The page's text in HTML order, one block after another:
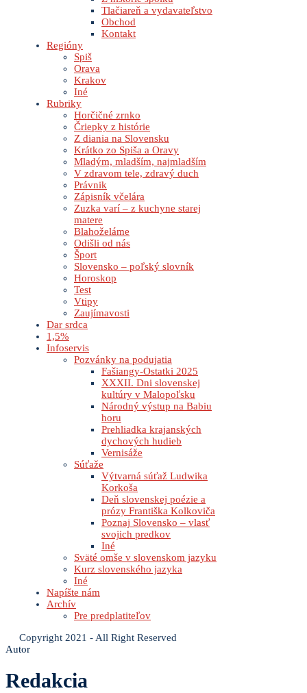
Tlačiareň a vydavateľstvo
Obchod
Kontakt
Regióny
Spiš
Orava
Krakov
Iné
Rubriky
Horčičné zrnko
Čriepky z histórie
Z diania na Slovensku
Krátko zo Spiša a Oravy
Mladým, mladším, najmladším
V zdravom tele, zdravý duch
Právnik
Zápisník včelára
Zuzka varí – z kuchyne starej
matere
Blahoželáme
Odišli od nás
Šport
Slovensko – poľský slovník
Horoskop
Test
Vtipy
Zaujímavosti
Dar srdca
1,5%
Infoservis
Pozvánky na podujatia
Fašiangy-Ostatki 2025
XXXII. Dni slovenskej
kultúry v Malopoľsku
Národný výstup na Babiu
horu
Prehliadka krajanských
dychových hudieb
Vernisáže
Súťaže
Výtvarná súťaž Ludwika
Korkoša
Deň slovenskej poézie a
prózy Františka Kolkoviča
Poznaj Slovensko – vlasť
svojich predkov
Iné
Sväté omše v slovenskom jazyku
Kurz slovenského jazyka
Iné
Napíšte nám
Archív
Pre predplatiteľov
Copyright 2021 - All Right Reserved
Autor
Redakcia